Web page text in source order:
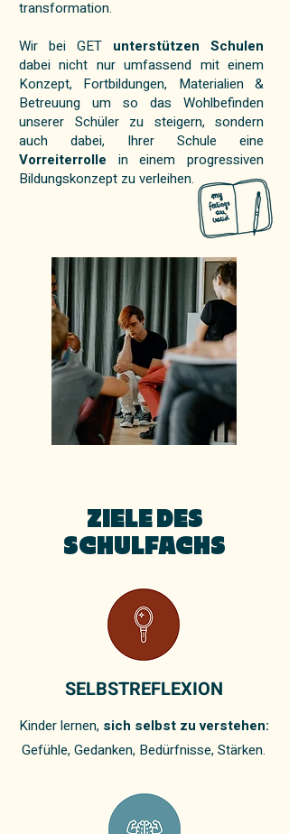
transformation.
Wir bei GET unterstützen Schulen
dabei nicht nur umfassend mit einem
Konzept, Fortbildungen, Materialien &
Betreuung um so das Wohlbefinden
unserer Schüler zu steigern, sondern
auch dabei, Ihrer Schule eine
Vorreiterrolle in einem progressiven
Bildungskonzept zu verleihen.
ZIELE DES
SCHULFACHS
SELBSTREFLEXION
Kinder lernen, sich selbst zu verstehen:
Gefühle, Gedanken, Bedürfnisse, Stärken.